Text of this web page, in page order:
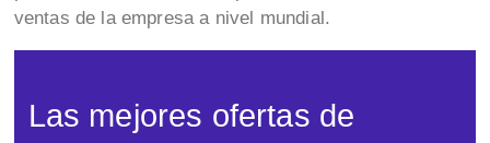
ventas de la empresa a nivel mundial.
Las mejores ofertas de